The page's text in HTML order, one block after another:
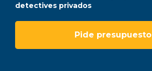
detectives privados
Pide presupuesto